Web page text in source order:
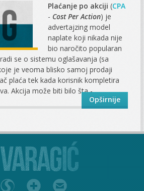
Plaćanje po akciji (CPA
- Cost Per Action) je
advertajzing model
naplate koji nikada nije
bio naročito popularan
se o sistemu oglašavanja (sa
je veoma blisko samoj prodaji
plaća tek kada korisnik kompletira
Akcija može biti bilo šta -...
Opširnije